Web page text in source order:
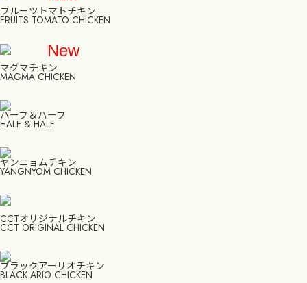
フルーツトマトチキン
FRUITS TOMATO CHICKEN
New
マグマチキン
MAGMA CHICKEN
ハーフ＆ハーフ
HALF & HALF
ヤンニョムチキン
YANGNYOM CHICKEN
CCTオリジナルチキン
CCT ORIGINAL CHICKEN
ブラックアーリオチキン
BLACK ARIO CHICKEN